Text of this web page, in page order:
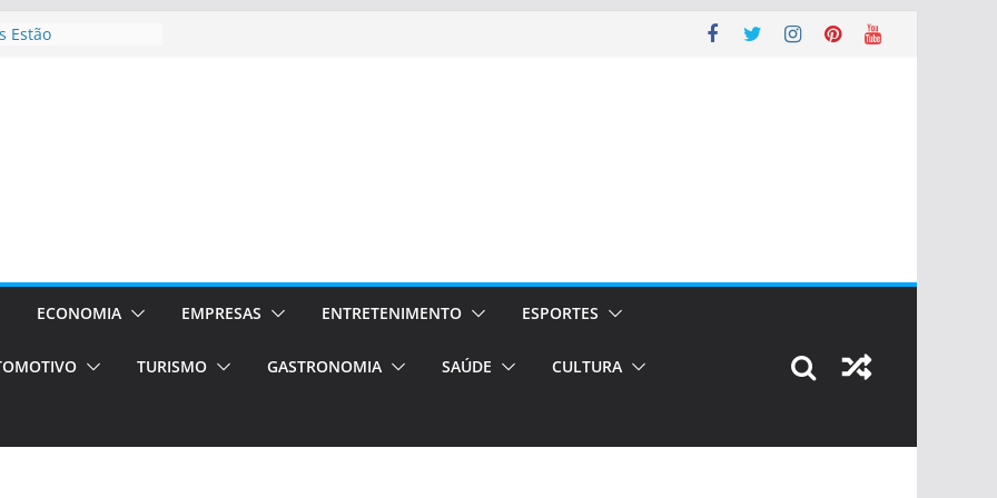
Estão
em Porto
de transfer,
de alto padrão
bolsas –
o segundo
únicas e
de volta!
ECONOMIA EMPRESAS ENTRETENIMENTO ESPORTES
TURISMO GASTRONOMIA SAÚDE CULTURA